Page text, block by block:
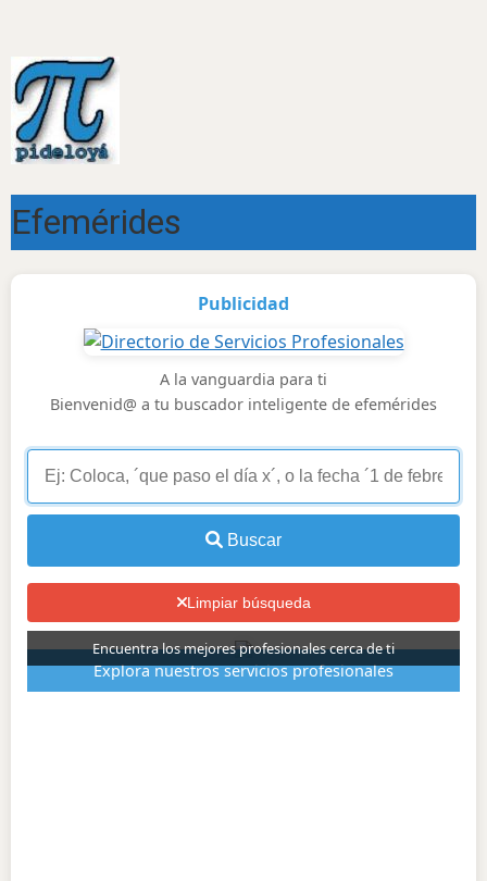
Efemérides
Publicidad
A la vanguardia para ti
Bienvenid@ a tu buscador inteligente de efemérides
Buscar
Limpiar búsqueda
Explora nuestros servicios profesionales
Encuentra los mejores profesionales cerca de ti